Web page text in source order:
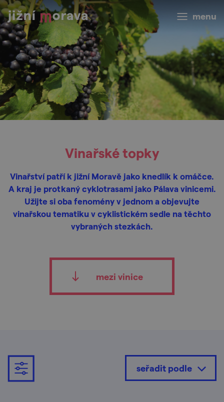
menu
Vinařské topky
Vinařství patří k jižní Moravě jako knedlík k omáčce.
A kraj je protkaný cyklotrasami jako Pálava vinicemi.
Užijte si oba fenomény v jednom a objevujte
vinařskou tematiku v cyklistickém sedle na těchto
vybraných stezkách.
mezi vinice
seřadit podle